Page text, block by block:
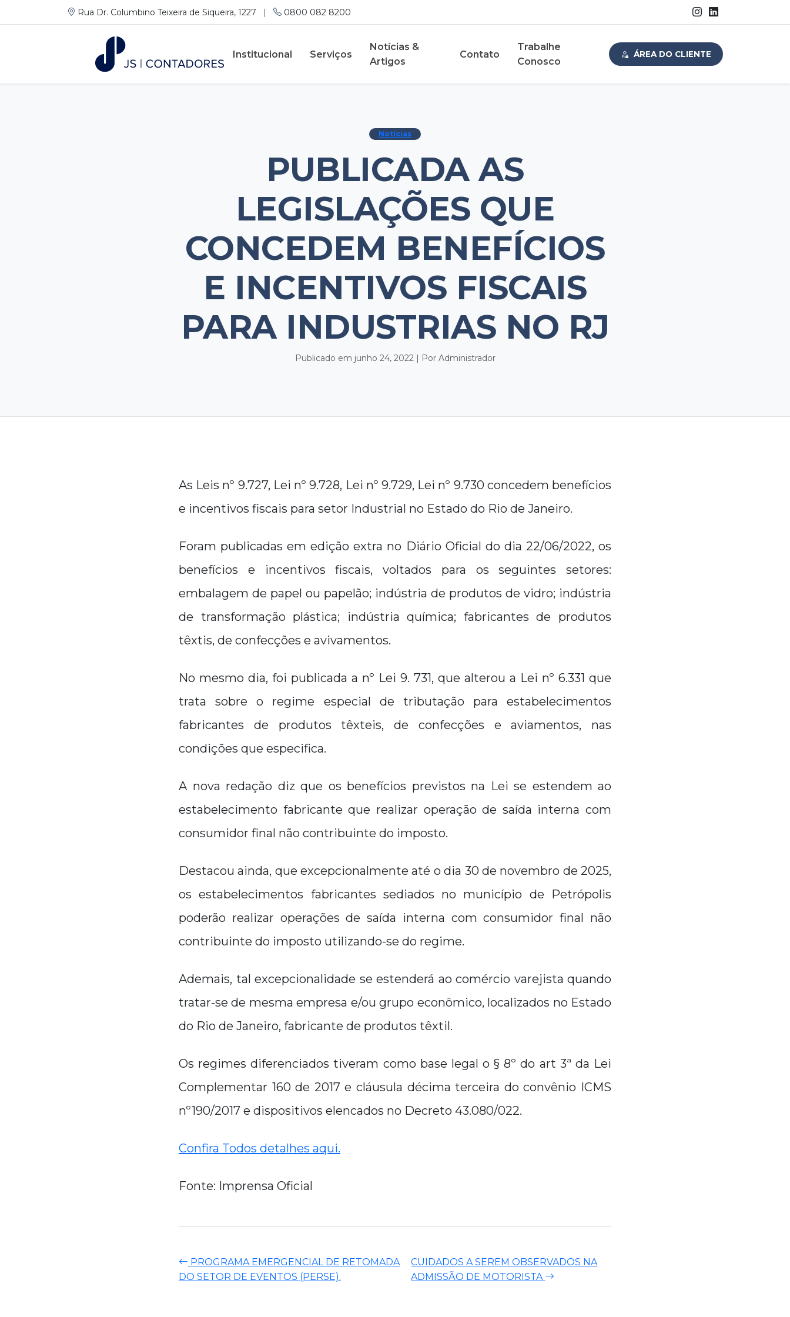
Rua Dr. Columbino Teixeira de Siqueira, 1227 | 0800 082 8200
Institucional Serviços
Notícias &
Artigos
Contato
Trabalhe
Conosco
ÁREA DO CLIENTE
Notícias
PUBLICADA AS
LEGISLAÇÕES QUE
CONCEDEM BENEFÍCIOS
E INCENTIVOS FISCAIS
PARA INDUSTRIAS NO RJ
Publicado em junho 24, 2022 | Por Administrador
As Leis nº 9.727, Lei nº 9.728, Lei nº 9.729, Lei nº 9.730 concedem benefícios
e incentivos fiscais para setor Industrial no Estado do Rio de Janeiro.
Foram publicadas em edição extra no Diário Oficial do dia 22/06/2022, os
benefícios e incentivos fiscais, voltados para os seguintes setores:
embalagem de papel ou papelão; indústria de produtos de vidro; indústria
de transformação plástica; indústria química; fabricantes de produtos
têxtis, de confecções e avivamentos.
No mesmo dia, foi publicada a nº Lei 9. 731, que alterou a Lei nº 6.331 que
trata sobre o regime especial de tributação para estabelecimentos
fabricantes de produtos têxteis, de confecções e aviamentos, nas
condições que especifica.
A nova redação diz que os benefícios previstos na Lei se estendem ao
estabelecimento fabricante que realizar operação de saída interna com
consumidor final não contribuinte do imposto.
Destacou ainda, que excepcionalmente até o dia 30 de novembro de 2025,
os estabelecimentos fabricantes sediados no município de Petrópolis
poderão realizar operações de saída interna com consumidor final não
contribuinte do imposto utilizando-se do regime.
Ademais, tal excepcionalidade se estenderá ao comércio varejista quando
tratar-se de mesma empresa e/ou grupo econômico, localizados no Estado
do Rio de Janeiro, fabricante de produtos têxtil.
Os regimes diferenciados tiveram como base legal o § 8º do art 3ª da Lei
Complementar 160 de 2017 e cláusula décima terceira do convênio ICMS
nº190/2017 e dispositivos elencados no Decreto 43.080/022.
Confira Todos detalhes aqui.
Fonte: Imprensa Oficial
PROGRAMA EMERGENCIAL DE RETOMADA
DO SETOR DE EVENTOS (PERSE).
CUIDADOS A SEREM OBSERVADOS NA
ADMISSÃO DE MOTORISTA